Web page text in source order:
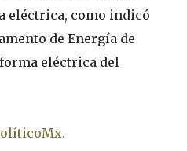
eléctrica, como indicó
de Energía de
eléctrica del